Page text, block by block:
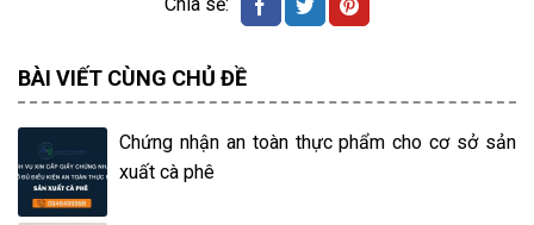
BÀI VIẾT CÙNG CHỦ ĐỀ
Chứng nhận an toàn thực phẩm cho cơ sở sản
xuất cà phê